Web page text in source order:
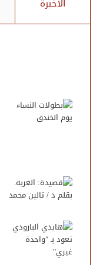
الأخيرة